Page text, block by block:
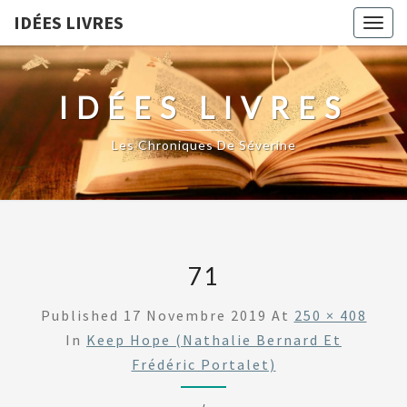
IDÉES LIVRES
IDÉES LIVRES
Les Chroniques De Séverine
71
Published 17 Novembre 2019 At 250 × 408
In Keep Hope (Nathalie Bernard Et
Frédéric Portalet)